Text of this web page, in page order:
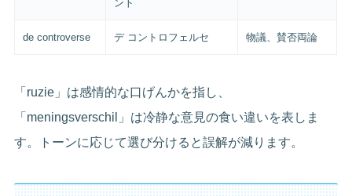
ント
de controverse デ コントロフェルセ 物議、賛否両論
「ruzie」は感情的な口げんかを指し、
「meningsverschil」は冷静な意見の食い違いを表しま
す。トーンに応じて選び分けると誤解が減ります。